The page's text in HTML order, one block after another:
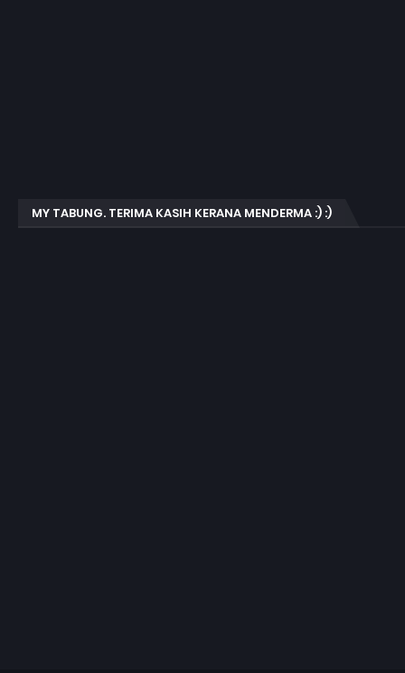
MY TABUNG. TERIMA KASIH KERANA MENDERMA :) :)